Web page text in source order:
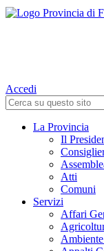
Accedi
La Provincia
Il
Atti
Comuni
Servizi
Affari